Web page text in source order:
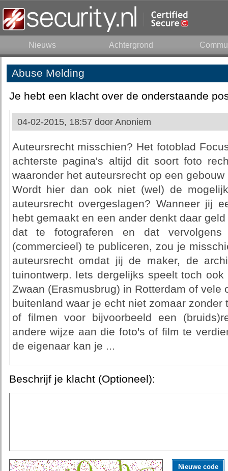
Nieuws Achtergrond
Abuse Melding
Je hebt een klacht over de onderstaande
04-02-2015, 18:57 door Anoniem
Auteursrecht misschien? Het fotoblad
achterste pagina's altijd dit soort foto
waaronder het auteursrecht op een
Wordt hier dan ook niet (wel) de
auteursrecht overgeslagen? Wanneer jij
hebt gemaakt en een ander denkt daar
dat te fotograferen en dat
(commercieel) te publiceren, zou je
auteursrecht omdat jij de maker, de
tuinontwerp. Iets dergelijks speelt toch
Zwaan (Erasmusbrug) in Rotterdam of vele
buitenland waar je echt niet zomaar
of filmen voor bijvoorbeeld een
andere wijze aan die foto's of film te
de eigenaar kan je ...
Beschrijf je klacht (Optioneel):
Nieuwe code